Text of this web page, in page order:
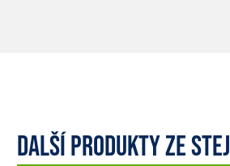
Další produkty ze